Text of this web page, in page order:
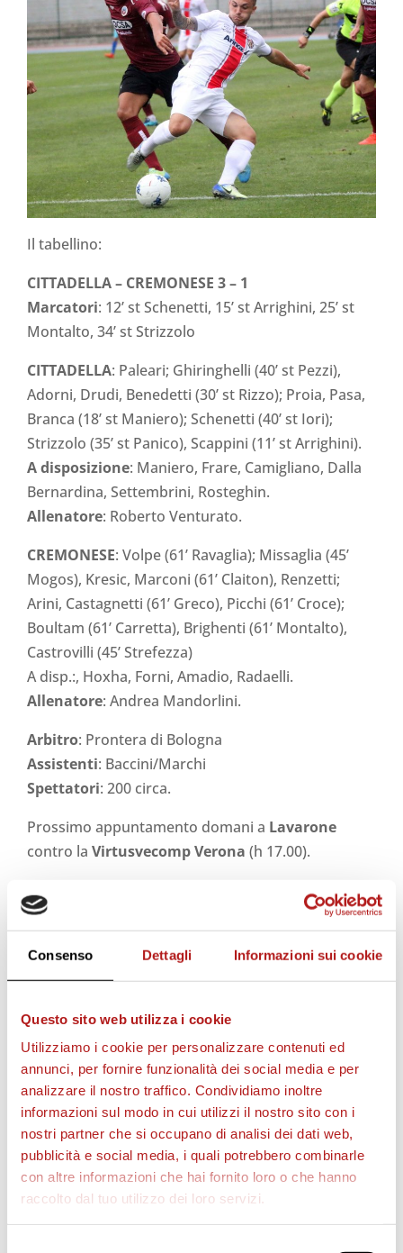
Consenso Dettagli Informazioni sui cookie
Questo sito web utilizza i cookie
Utilizziamo i cookie per personalizzare contenuti ed
annunci, per fornire funzionalità dei social media e per
analizzare il nostro traffico. Condividiamo inoltre
informazioni sul modo in cui utilizzi il nostro sito con i
nostri partner che si occupano di analisi dei dati web,
pubblicità e social media, i quali potrebbero combinarle
con altre informazioni che hai fornito loro o che hanno
raccolto dal tuo utilizzo dei loro servizi.
Il tabellino:
CITTADELLA – CREMONESE 3 – 1
Marcatori: 12’ st Schenetti, 15’ st Arrighini, 25’ st
Montalto, 34’ st Strizzolo
CITTADELLA: Paleari; Ghiringhelli (40’ st Pezzi),
Adorni, Drudi, Benedetti (30’ st Rizzo); Proia, Pasa,
Branca (18’ st Maniero); Schenetti (40’ st Iori);
Strizzolo (35’ st Panico), Scappini (11’ st Arrighini).
A disposizione: Maniero, Frare, Camigliano, Dalla
Bernardina, Settembrini, Rosteghin.
Allenatore: Roberto Venturato.
CREMONESE: Volpe (61’ Ravaglia); Missaglia (45’
Mogos), Kresic, Marconi (61’ Claiton), Renzetti;
Arini, Castagnetti (61’ Greco), Picchi (61’ Croce);
Boultam (61’ Carretta), Brighenti (61’ Montalto),
Castrovilli (45’ Strefezza)
A disp.:, Hoxha, Forni, Amadio, Radaelli.
Allenatore: Andrea Mandorlini.
Arbitro: Prontera di Bologna
Assistenti: Baccini/Marchi
Spettatori: 200 circa.
Prossimo appuntamento domani a Lavarone
contro la Virtusvecomp Verona (h 17.00).